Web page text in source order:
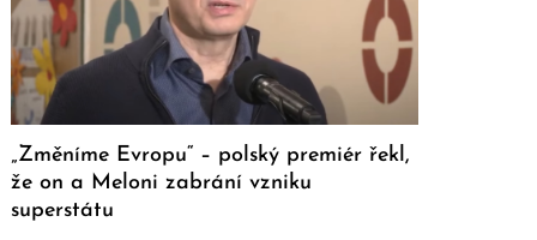
„Změníme Evropu“ – polský premiér řekl,
že on a Meloni zabrání vzniku
superstátu